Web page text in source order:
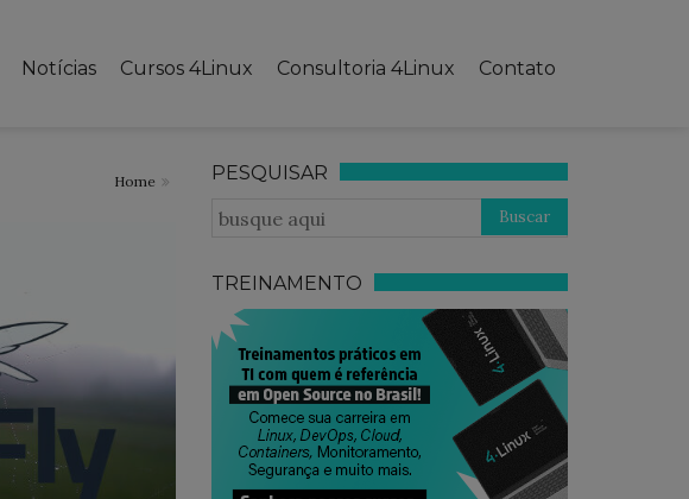
Notícias Cursos 4Linux Consultoria 4Linux Contato
Home PESQUISAR
TREINAMENTO